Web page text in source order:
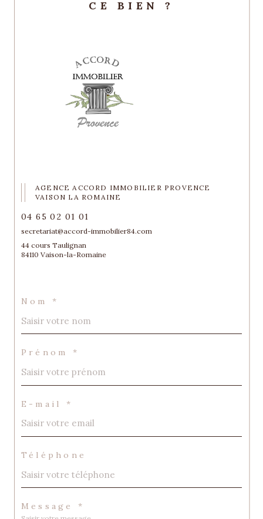
CE BIEN ?
AGENCE ACCORD IMMOBILIER PROVENCE
VAISON LA ROMAINE
04 65 02 01 01
secretariat@accord-immobilier84.com
44 cours Taulignan
84110 Vaison-la-Romaine
Nom *
Prénom *
E-mail *
Téléphone
Message *